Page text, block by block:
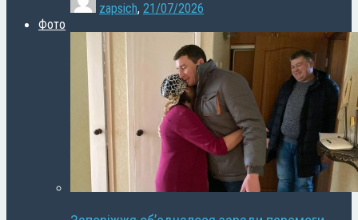
zapsich, 21/07/2026
Фото